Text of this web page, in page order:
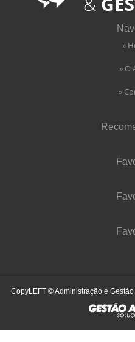
»
» O
»
CopyLEFT © Administração e